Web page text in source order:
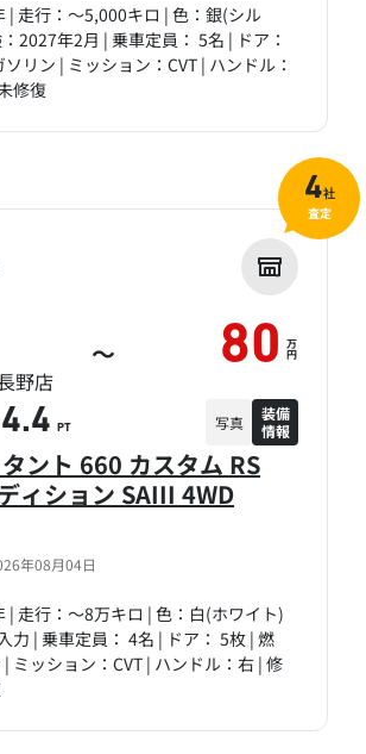
| 走行：～5,000キロ | 色：銀(シル
2027年2月 | 乗車定員： 5名 | ドア：
リン | ミッション：CVT | ハンドル：
修復
年08月04日
ント 660 カスタム RS
ィション SAIII 4WD
| 走行：～8万キロ | 色：白(ホワイト)
力 | 乗車定員： 4名 | ドア： 5枚 | 燃
ミッション：CVT | ハンドル：右 | 修
～ 80 万
円
野店
4.4 PT 写真
装備
情報
4社
査定